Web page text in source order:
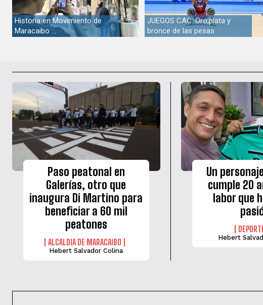
Historia en Movimiento de
Maracaibo …
JUEGOS CAC: Oro,plata y
bronce de las pesas
‎Paso peatonal en
Galerías, otro que
inaugura Di Martino para
beneficiar a 60 mil
peatones
ALCALDIA DE MARACAIBO
Hebert Salvador Colina
Un
cumple 20
labor que
Hebert